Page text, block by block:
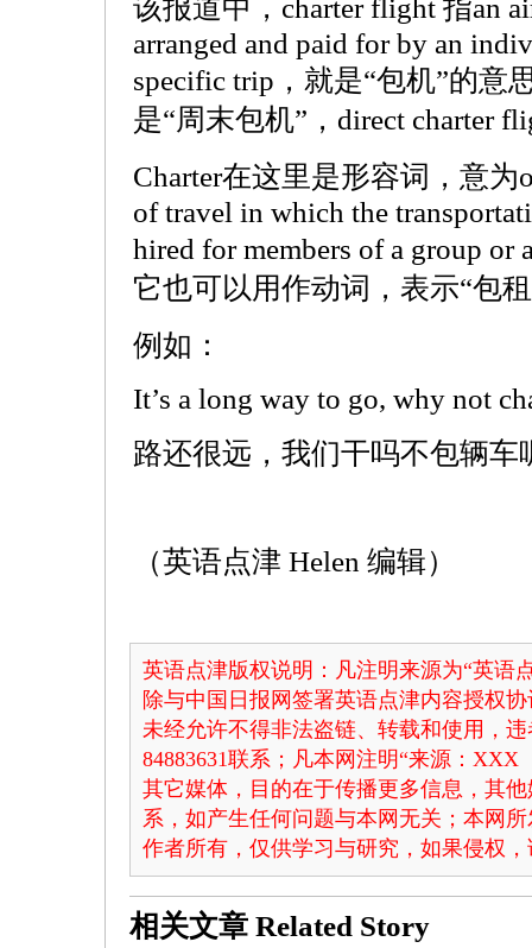
该报道中，charter flight 指an
arranged and paid for by an
specific trip，就是“包机”的意
是“周末包机”，direct charter
Charter在这里是形容词，意为
of travel in which the
hired for members of a group
它也可以用作动词，表示“包
例如：
It’s a long way to go, why not
路还很远，我们干吗不包辆车
（英语点津 Helen 编辑）
英语点津版权说明：凡注明来源为“英语
除与中国日报网签署英语点津内容授权
未经允许不得非法盗链、转载和使用，
84883631联系；凡本网注明“来源：
其它媒体，目的在于传播更多信息，其
系，如产生任何问题与本网无关；本网
作者所有，仅供学习与研究，如果侵权
相关文章 Related Story